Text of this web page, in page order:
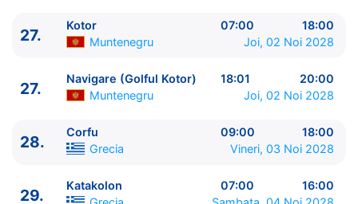
27.
Kotor 07:00
18:00
Muntenegru
Joi, 02 Noi 2028
27.
Navigare (Golful Kotor) 18:01
20:00
Muntenegru
Joi, 02 Noi 2028
28.
Corfu 09:00
18:00
Grecia
Vineri, 03 Noi 2028
29.
Katakolon 07:00
16:00